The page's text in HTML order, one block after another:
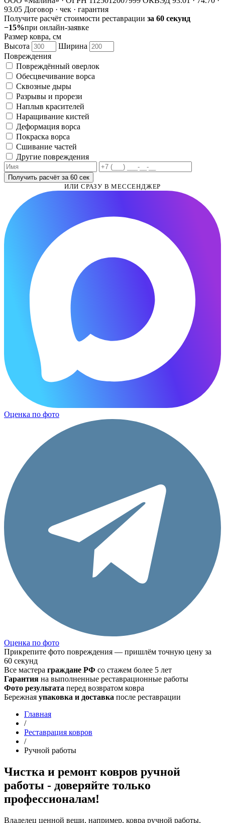
93.05 Договор · чек · гарантия
Получите расчёт стоимости реставрации за 60 секунд
−15%при онлайн-заявке
Размер ковра, см
Высота
Ширина
Повреждения
Повреждённый оверлок
Обесцвечивание ворса
Сквозные дыры
Разрывы и прорези
Наплыв красителей
Наращивание кистей
Деформация ворса
Покраска ворса
Сшивание частей
Другие повреждения
Получить расчёт за 60 сек
ИЛИ СРАЗУ В МЕССЕНДЖЕР
Оценка по фото
Оценка по фото
Прикрепите фото повреждения — пришлём точную цену за
60 секунд
Все мастера граждане РФ со стажем более 5 лет
Гарантия на выполненные реставрационные работы
Фото результата перед возвратом ковра
Бережная упаковка и доставка после реставрации
Главная
/
Реставрация ковров
/
Ручной работы
Чистка и ремонт ковров ручной
работы - доверяйте только
профессионалам!
Владелец ценной вещи, например, ковра ручной работы,